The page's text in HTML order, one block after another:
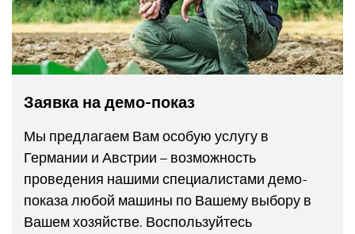
Заявка на демо-показ
Мы предлагаем Вам особую услугу в
Германии и Австрии – возможность
проведения нашими специалистами демо-
показа любой машины по Вашему выбору в
Вашем хозяйстве. Воспользуйтесь